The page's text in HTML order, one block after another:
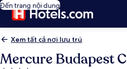
Đến trang nội dung
Xem tất cả nơi lưu trú
Mercure Budapest